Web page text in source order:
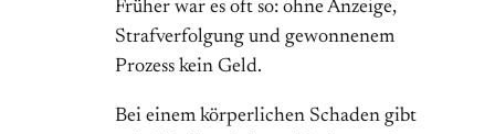
Früher war es oft so: ohne Anzeige,
Strafverfolgung und gewonnenem
Prozess kein Geld.
Bei einem körperlichen Schaden gibt